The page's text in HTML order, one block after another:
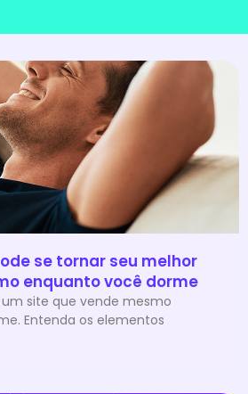
se tornar seu melhor
enquanto você dorme
site que vende mesmo
Entenda os elementos